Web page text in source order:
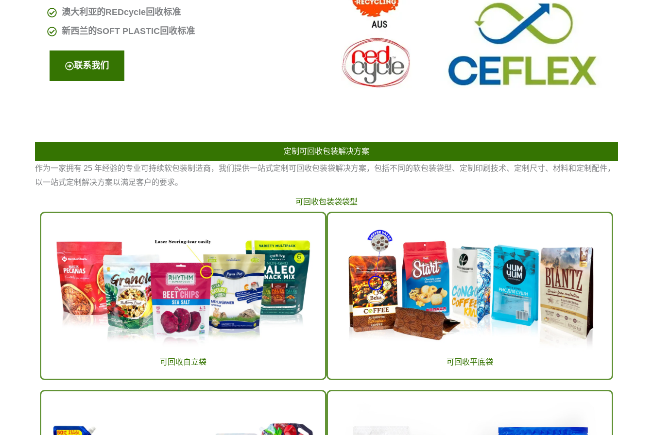
澳大利亚的REDcycle回收标准
新西兰的SOFT PLASTIC回收标准
联系我们
定制可回收包装解决方案
作为一家拥有 25 年经验的专业可持续软包装制造商，我们提供一站式定制可回收包装袋解决方案，包括不同的软包装袋型、定制印刷技术、定制尺寸、材料和定制配件，
以一站式定制解决方案以满足客户的要求。
可回收包装袋袋型
可回收自立袋 可回收平底袋